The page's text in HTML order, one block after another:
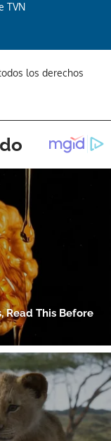
TVN
los derechos